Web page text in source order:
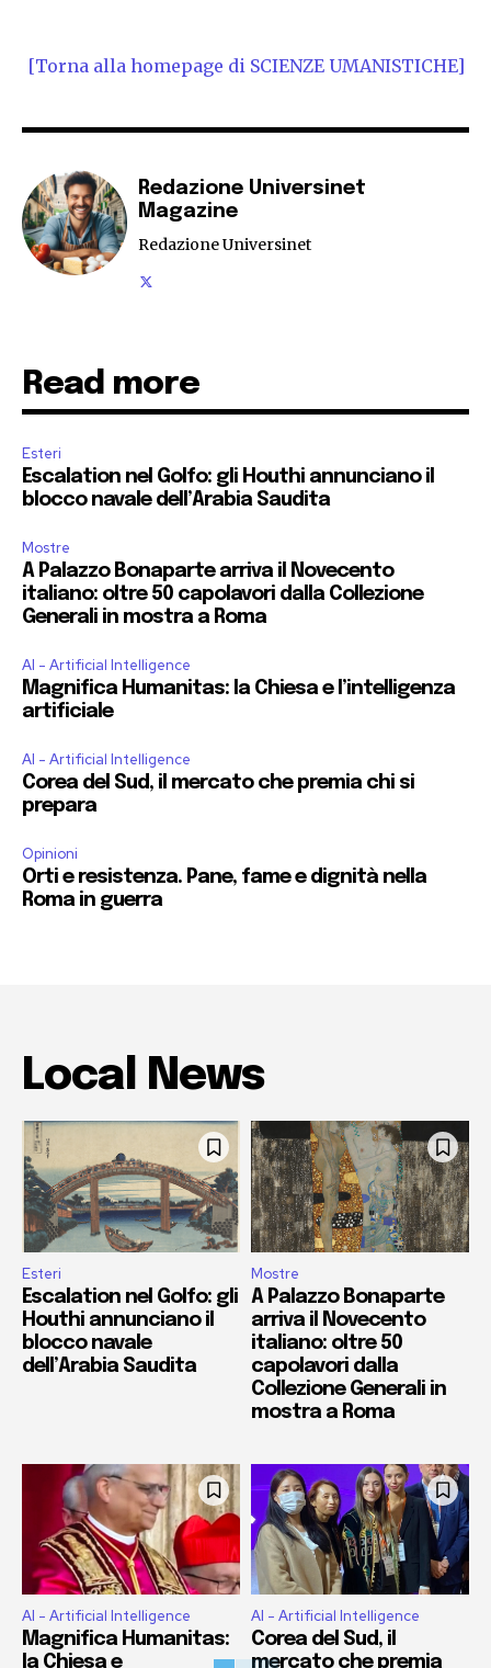
[Torna alla homepage di SCIENZE UMANISTICHE]
Redazione Universinet
Magazine
Redazione Universinet
Read more
Esteri
Escalation nel Golfo: gli Houthi annunciano il
blocco navale dell’Arabia Saudita
Mostre
A Palazzo Bonaparte arriva il Novecento
italiano: oltre 50 capolavori dalla Collezione
Generali in mostra a Roma
AI - Artificial Intelligence
Magnifica Humanitas: la Chiesa e l’intelligenza
artificiale
AI - Artificial Intelligence
Corea del Sud, il mercato che premia chi si
prepara
Opinioni
Orti e resistenza. Pane, fame e dignità nella
Roma in guerra
Local News
Esteri
Escalation nel Golfo: gli
Houthi annunciano il
blocco navale
dell’Arabia Saudita
Mostre
A Palazzo Bonaparte
arriva il Novecento
italiano: oltre 50
capolavori dalla
Collezione Generali in
mostra a Roma
AI - Artificial Intelligence
Magnifica Humanitas:
la Chiesa e
AI - Artificial Intelligence
Corea del Sud, il
mercato che premia